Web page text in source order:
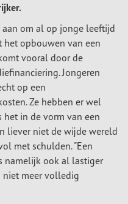
om al op jonge leeftijd
het opbouwen van een
vooral door de
Jongeren
op een
Ze hebben er wel
in de vorm van een
liever niet de wijde wereld
met schulden. "Een
namelijk ook al lastiger
meer volledig